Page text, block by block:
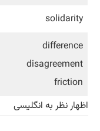
solidarity
difference
disagreement
friction
اظهار نظر به انگلیسی